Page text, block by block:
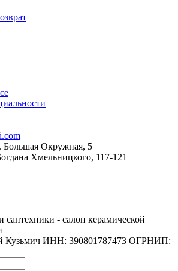
Большая Окружная, 5
Хмельницкого, 117-121
- салон керамической
Кузьмич ИНН: 390801787473 ОГРНИП: